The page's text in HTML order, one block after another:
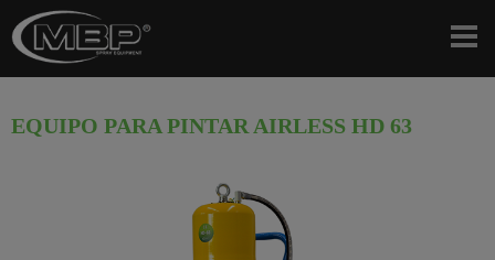
EQUIPO PARA PINTAR AIRLESS HD 63